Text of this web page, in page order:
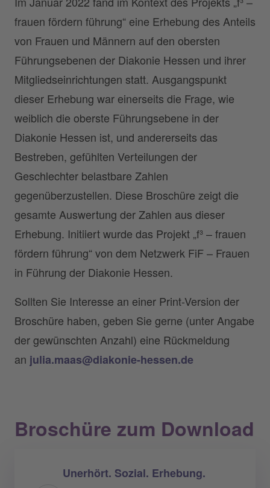
frauen fördern führung“ eine Erhebung des Anteils
von Frauen und Männern auf den obersten
Führungsebenen der Diakonie Hessen und ihrer
Mitgliedseinrichtungen statt. Ausgangspunkt
dieser Erhebung war einerseits die Frage, wie
weiblich die oberste Führungsebene in der
Diakonie Hessen ist, und andererseits das
Bestreben, gefühlten Verteilungen der
Geschlechter belastbare Zahlen
gegenüberzustellen. Diese Broschüre zeigt die
gesamte Auswertung der Zahlen aus dieser
Erhebung. Initiiert wurde das Projekt „f³ – frauen
fördern führung“ von dem Netzwerk FiF – Frauen
in Führung der Diakonie Hessen.
Sollten Sie Interesse an einer Print-Version der
Broschüre haben, geben Sie gerne (unter Angabe
der gewünschten Anzahl) eine Rückmeldung
an julia.maas@diakonie-hessen.de
Broschüre zum Download
Unerhört. Sozial. Erhebung.